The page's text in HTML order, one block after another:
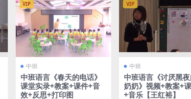
VIP
中班
中班语言《春天的电话》
课堂实录+教案+课件+音
效+反思+打印图
VIP
中班
中班语言《讨厌黑
奶奶》视频+教案+
+音乐【王红裕】